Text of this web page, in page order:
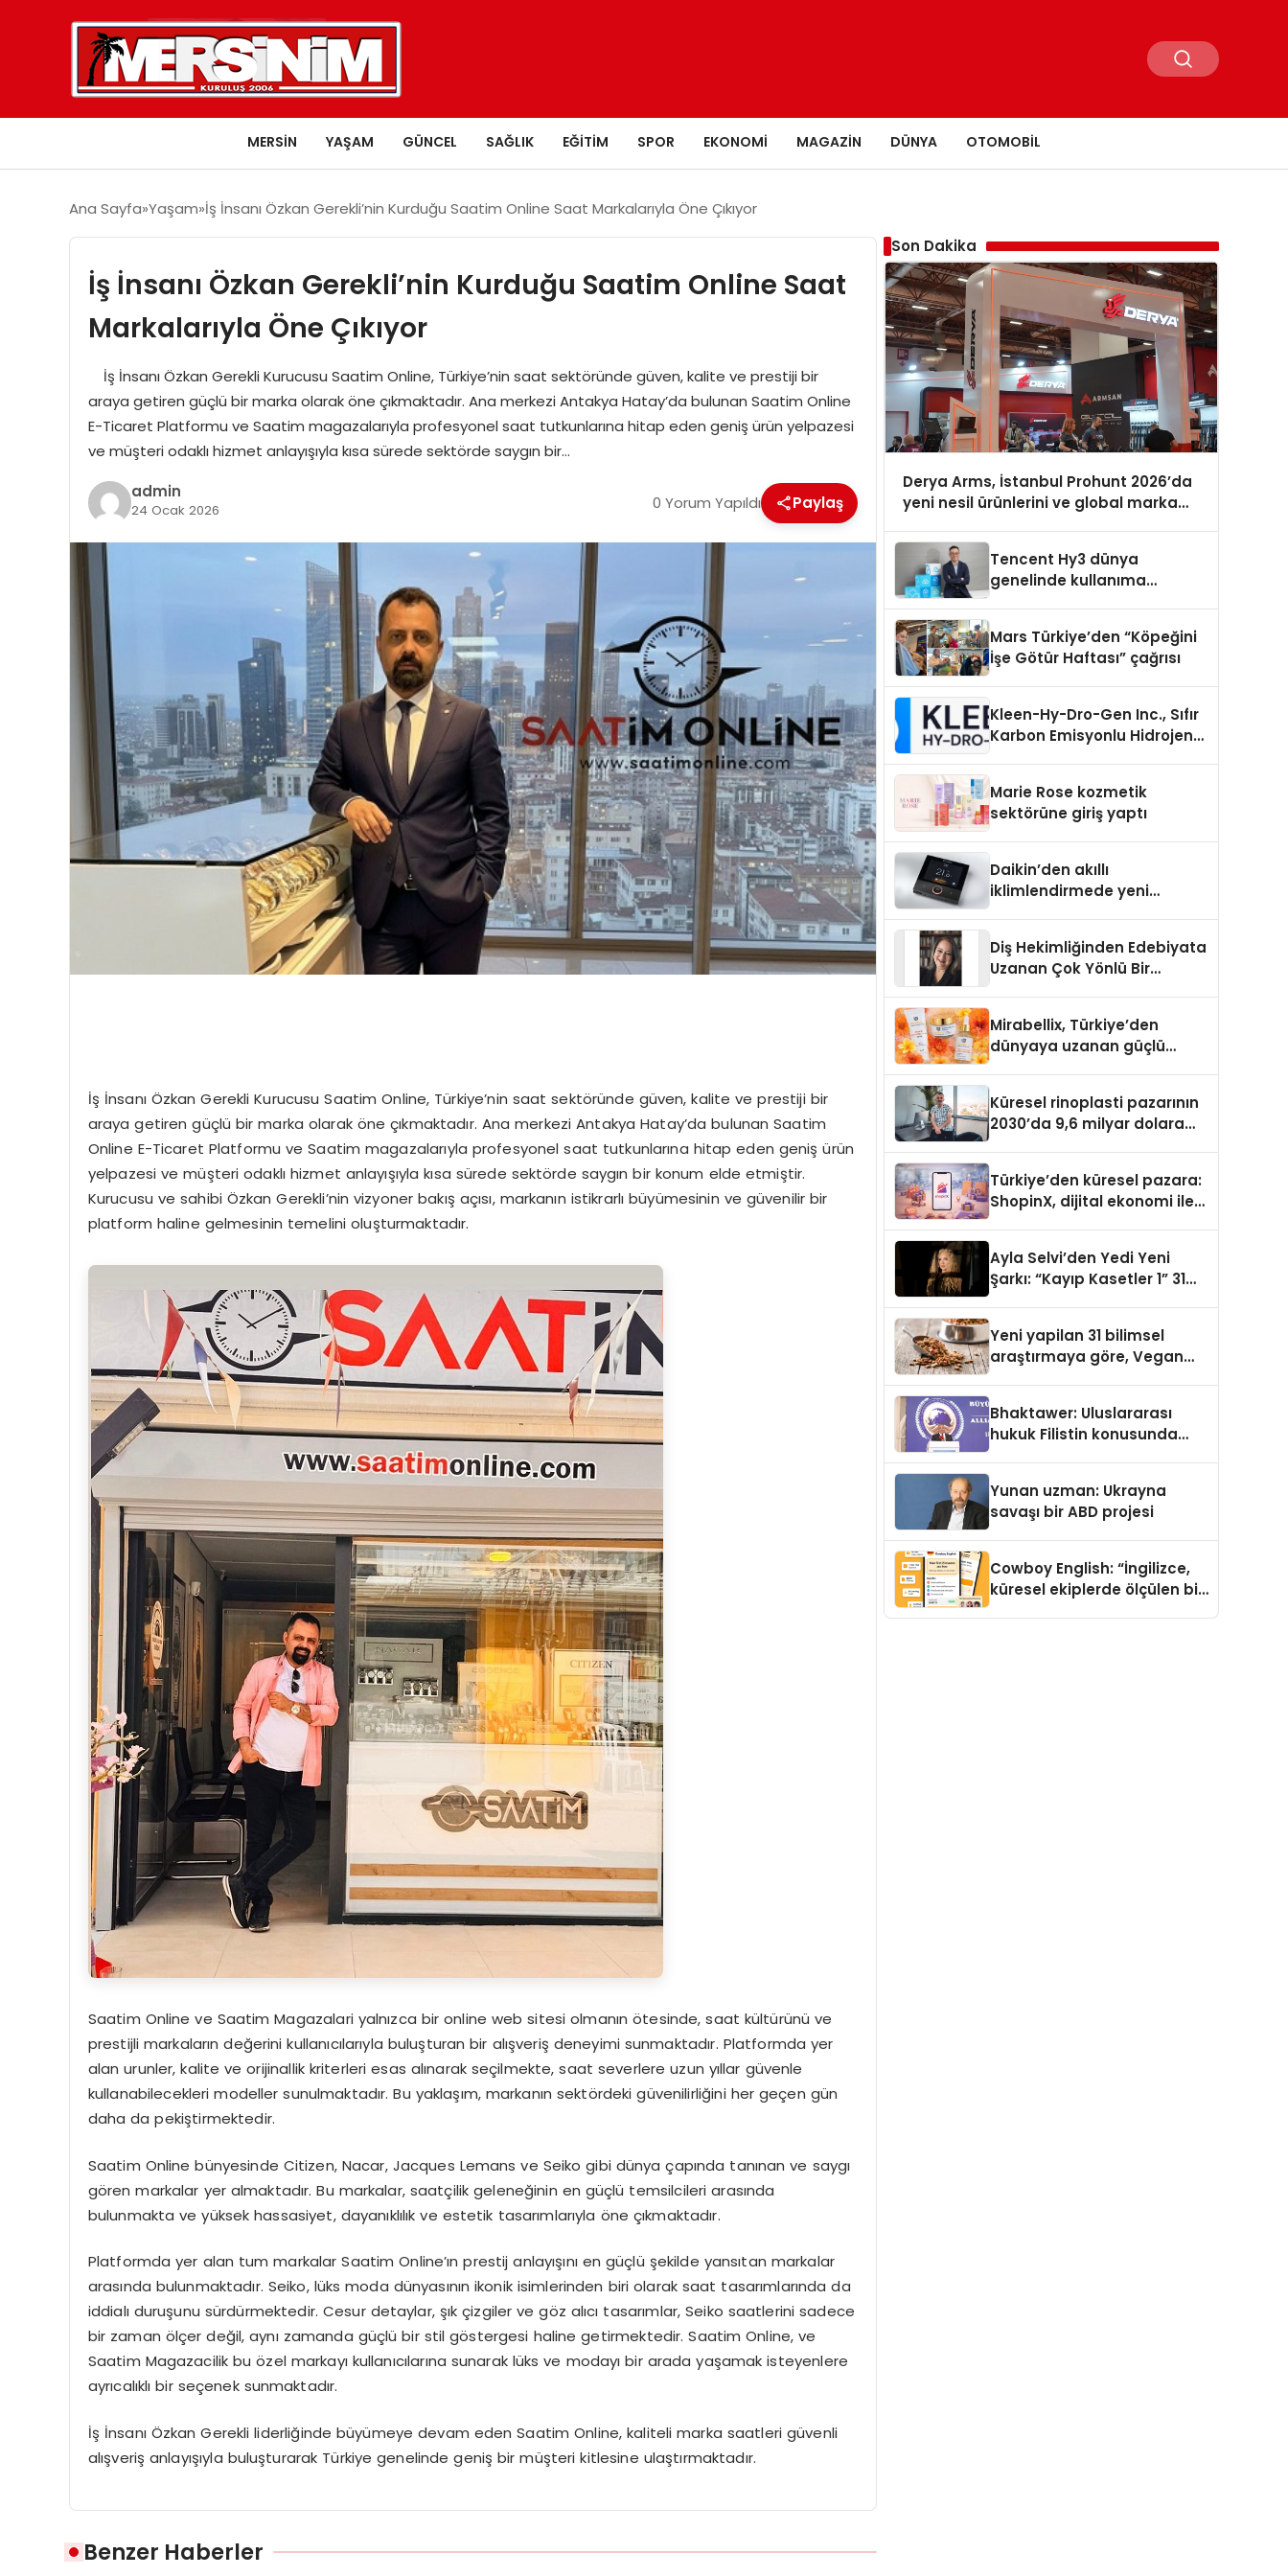
MERSIN YAŞAM GÜNCEL SAĞLIK EĞITIM SPOR EKONOMI MAGAZIN DÜNYA OTOMOBIL
Ana Sayfa Yaşam İş İnsanı Özkan Gerekli’nin Kurduğu Saatim Online Saat Markalarıyla Öne Çıkıyor
İş İnsanı Özkan Gerekli’nin Kurduğu Saatim Online Saat
Markalarıyla Öne Çıkıyor
İş İnsanı Özkan Gerekli Kurucusu Saatim Online, Türkiye’nin saat sektöründe güven, kalite ve prestiji bir
araya getiren güçlü bir marka olarak öne çıkmaktadır. Ana merkezi Antakya Hatay’da bulunan Saatim Online
E-Ticaret Platformu ve Saatim magazalarıyla profesyonel saat tutkunlarına hitap eden geniş ürün yelpazesi
ve müşteri odaklı hizmet anlayışıyla kısa sürede sektörde saygın bir…
admin
24 Ocak 2026 0 Yorum Yapıldı Paylaş
İş İnsanı Özkan Gerekli Kurucusu Saatim Online, Türkiye’nin saat sektöründe güven, kalite ve prestiji bir
araya getiren güçlü bir marka olarak öne çıkmaktadır. Ana merkezi Antakya Hatay’da bulunan Saatim
Online E-Ticaret Platformu ve Saatim magazalarıyla profesyonel saat tutkunlarına hitap eden geniş ürün
yelpazesi ve müşteri odaklı hizmet anlayışıyla kısa sürede sektörde saygın bir konum elde etmiştir.
Kurucusu ve sahibi Özkan Gerekli’nin vizyoner bakış açısı, markanın istikrarlı büyümesinin ve güvenilir bir
platform haline gelmesinin temelini oluşturmaktadır.
Saatim Online ve Saatim Magazalari yalnızca bir online web sitesi olmanın ötesinde, saat kültürünü ve
prestijli markaların değerini kullanıcılarıyla buluşturan bir alışveriş deneyimi sunmaktadır. Platformda yer
alan urunler, kalite ve orijinallik kriterleri esas alınarak seçilmekte, saat severlere uzun yıllar güvenle
kullanabilecekleri modeller sunulmaktadır. Bu yaklaşım, markanın sektördeki güvenilirliğini her geçen gün
daha da pekiştirmektedir.
Saatim Online bünyesinde Citizen, Nacar, Jacques Lemans ve Seiko gibi dünya çapında tanınan ve saygı
gören markalar yer almaktadır. Bu markalar, saatçilik geleneğinin en güçlü temsilcileri arasında
bulunmakta ve yüksek hassasiyet, dayanıklılık ve estetik tasarımlarıyla öne çıkmaktadır.
Platformda yer alan tum markalar Saatim Online’ın prestij anlayışını en güçlü şekilde yansıtan markalar
arasında bulunmaktadır. Seiko, lüks moda dünyasının ikonik isimlerinden biri olarak saat tasarımlarında da
iddialı duruşunu sürdürmektedir. Cesur detaylar, şık çizgiler ve göz alıcı tasarımlar, Seiko saatlerini sadece
bir zaman ölçer değil, aynı zamanda güçlü bir stil göstergesi haline getirmektedir. Saatim Online, ve
Saatim Magazacilik bu özel markayı kullanıcılarına sunarak lüks ve modayı bir arada yaşamak isteyenlere
ayrıcalıklı bir seçenek sunmaktadır.
İş İnsanı Özkan Gerekli liderliğinde büyümeye devam eden Saatim Online, kaliteli marka saatleri güvenli
alışveriş anlayışıyla buluşturarak Türkiye genelinde geniş bir müşteri kitlesine ulaştırmaktadır.
Benzer Haberler
Son Dakika
Derya Arms, İstanbul Prohunt 2026’da
yeni nesil ürünlerini ve global marka
Tencent Hy3 dünya
genelinde kullanıma
Mars Türkiye’den “Köpeğini
İşe Götür Haftası” çağrısı
Kleen-Hy-Dro-Gen Inc., Sıfır
Karbon Emisyonlu Hidrojen
Aldı
Marie Rose kozmetik
sektörüne giriş yaptı
Daikin’den akıllı
iklimlendirmede yeni
Diş Hekimliğinden Edebiyata
Uzanan Çok Yönlü Bir
Mirabellix, Türkiye’den
dünyaya uzanan güçlü
Küresel rinoplasti pazarının
2030’da 9,6 milyar dolara
Türkiye’den küresel pazara:
ShopinX, dijital ekonomi ile
Ayla Selvi’den Yedi Yeni
Şarkı: “Kayıp Kasetler 1” 31
Yeni yapilan 31 bilimsel
araştırmaya göre, Vegan
Sindirildiğini Ortaya Koydu
Bhaktawer: Uluslararası
hukuk Filistin konusunda
Yunan uzman: Ukrayna
savaşı bir ABD projesi
Cowboy English: “İngilizce,
küresel ekiplerde ölçülen bir